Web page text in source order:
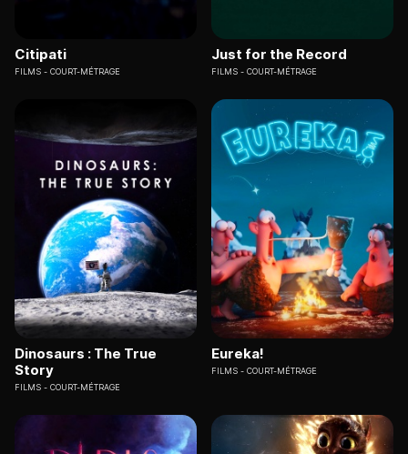
Citipati
FILMS COURT-MÉTRAGE
Just for the Record
FILMS COURT-MÉTRAGE
Dinosaurs : The True
Story
FILMS COURT-MÉTRAGE
Eureka!
FILMS COURT-MÉTRAGE